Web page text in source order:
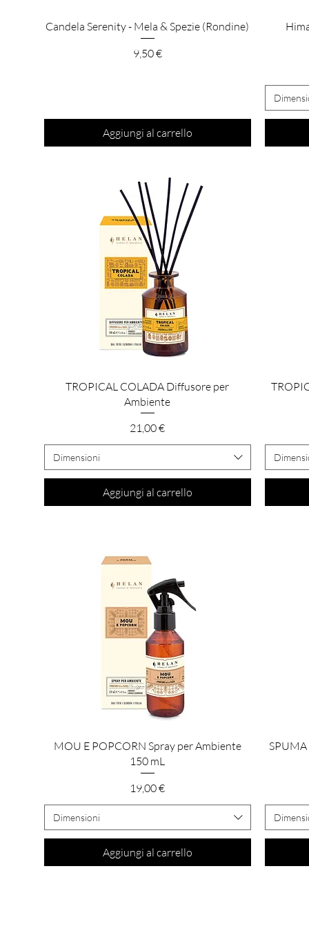
Vista rapida
Candela Serenity - Mela & Spezie (Rondine)
Prezzo
9,50 €
Aggiungi al carrello
Vista rapida
TROPICAL COLADA Diffusore per
Ambiente
Prezzo
21,00 €
Dimensioni
Aggiungi al carrello
Vista rapida
MOU E POPCORN Spray per Ambiente
150 mL
Prezzo
19,00 €
Dimensioni
Aggiungi al carrello